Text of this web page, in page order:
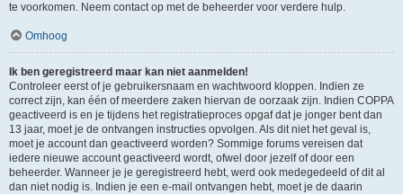
te voorkomen. Neem contact op met de beheerder voor verdere hulp.
Omhoog
Ik ben geregistreerd maar kan niet aanmelden!
Controleer eerst of je gebruikersnaam en wachtwoord kloppen. Indien ze
correct zijn, kan één of meerdere zaken hiervan de oorzaak zijn. Indien COPPA
geactiveerd is en je tijdens het registratieproces opgaf dat je jonger bent dan
13 jaar, moet je de ontvangen instructies opvolgen. Als dit niet het geval is,
moet je account dan geactiveerd worden? Sommige forums vereisen dat
iedere nieuwe account geactiveerd wordt, ofwel door jezelf of door een
beheerder. Wanneer je je geregistreerd hebt, werd ook medegedeeld of dit al
dan niet nodig is. Indien je een e-mail ontvangen hebt, moet je de daarin